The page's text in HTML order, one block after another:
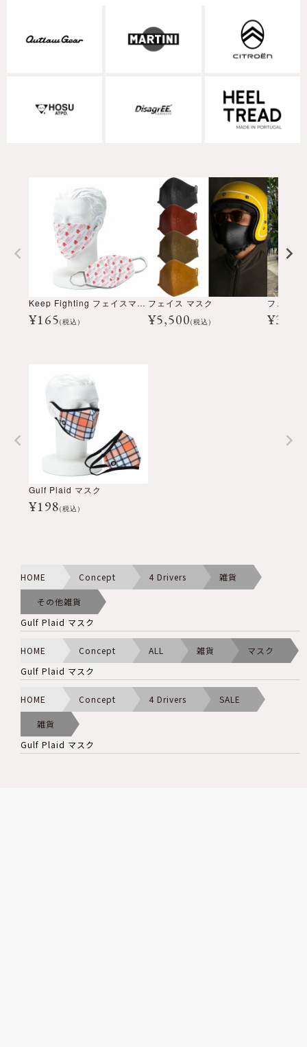
Keep Fighting フェイスマスク
¥165(税込)
フェイス マスク
¥5,500(税込)
フェイス
¥
Gulf Plaid マスク
¥198(税込)
HOME Concept 4 Drivers 雑貨
その他雑貨
Gulf Plaid マスク
HOME Concept ALL 雑貨
マスク
Gulf Plaid マスク
HOME Concept 4 Drivers SALE
雑貨
Gulf Plaid マスク